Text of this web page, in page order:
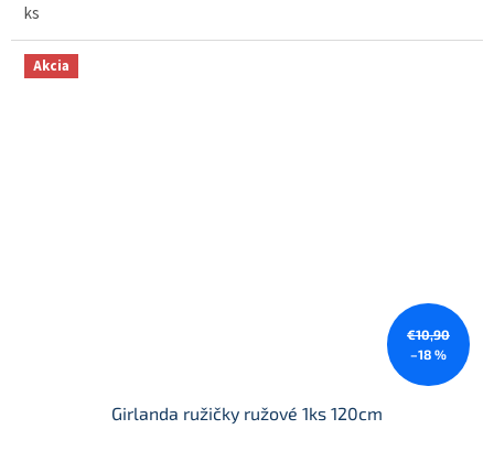
ks
Akcia
€10,90
–18 %
Girlanda ružičky ružové 1ks 120cm